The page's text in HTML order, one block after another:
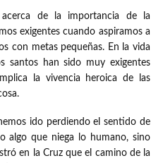
acerca de la importancia de la
exigentes cuando aspiramos a
con metas pequeñas. En la vida
santos han sido muy exigentes
la vivencia heroica de las
ido perdiendo el sentido de
algo que niega lo humano, sino
en la Cruz que el camino de la